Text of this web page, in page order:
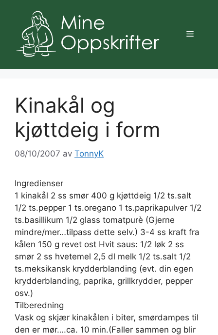
innhold
Meny
Kinakål og
kjøttdeig i form
08/10/2007 av TonnyK
Ingredienser
1 kinakål 2 ss smør 400 g kjøttdeig 1/2 ts.salt
1/2 ts.pepper 1 ts.oregano 1 ts.paprikapulver 1/2
ts.basillikum 1/2 glass tomatpurè (Gjerne
mindre/mer…tilpass dette selv.) 3-4 ss kraft fra
kålen 150 g revet ost Hvit saus: 1/2 løk 2 ss
smør 2 ss hvetemel 2,5 dl melk 1/2 ts.salt 1/2
ts.meksikansk krydderblanding (evt. din egen
krydderblanding, paprika, grillkrydder, pepper
osv.)
Tilberedning
Vask og skjær kinakålen i biter, smørdampes til
den er mør….ca. 10 min.(Faller sammen og blir